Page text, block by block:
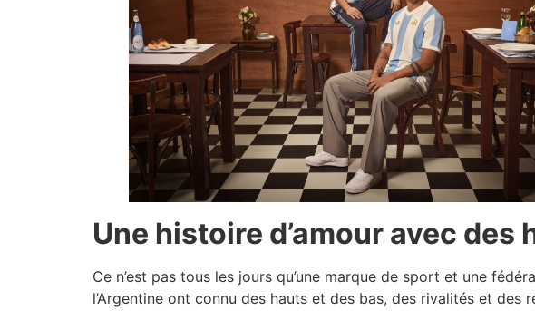
Une histoire d’amour avec des
Ce n’est pas tous les jours qu’une marque de sport et une
l’Argentine ont connu des hauts et des bas, des rivalités et